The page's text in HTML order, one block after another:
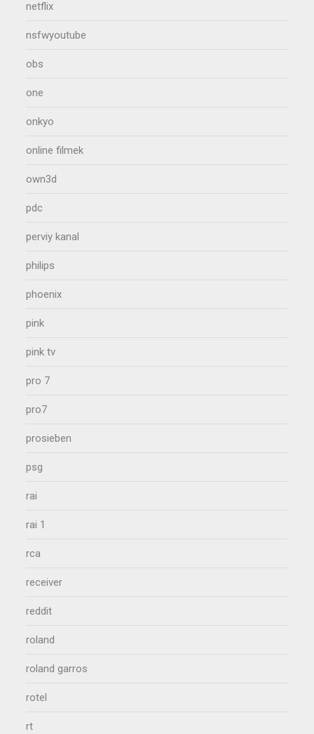
netflix
nsfwyoutube
obs
one
onkyo
online filmek
own3d
pdc
perviy kanal
philips
phoenix
pink
pink tv
pro 7
pro7
prosieben
psg
rai
rai 1
rca
receiver
reddit
roland
roland garros
rotel
rt